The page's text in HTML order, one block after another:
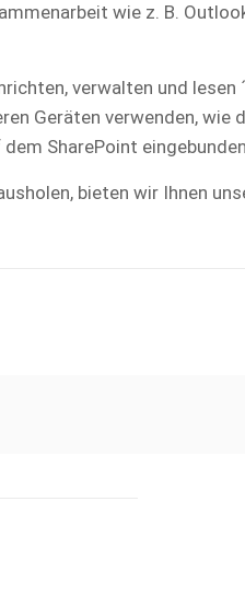
wie z. B.
verwalten und lesen
Geräten verwenden, wie
SharePoint
bieten wir Ihnen